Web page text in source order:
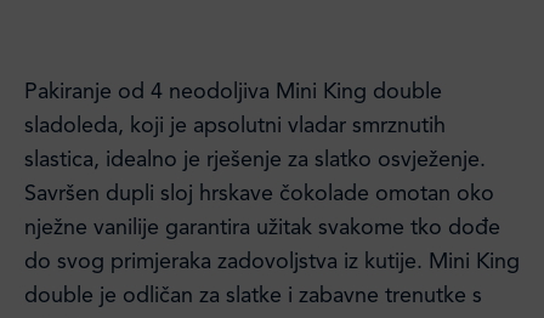
Pakiranje od 4 neodoljiva Mini King double
sladoleda, koji je apsolutni vladar smrznutih
slastica, idealno je rješenje za slatko osvježenje.
Savršen dupli sloj hrskave čokolade omotan oko
nježne vanilije garantira užitak svakome tko dođe
do svog primjeraka zadovoljstva iz kutije. Mini King
double je odličan za slatke i zabavne trenutke s